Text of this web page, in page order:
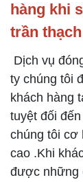
hàng khi
trần
Dịch vụ
ty chúng tôi
khách hàng
tuyệt đối
chúng tôi cơ
cao .Khi
được những